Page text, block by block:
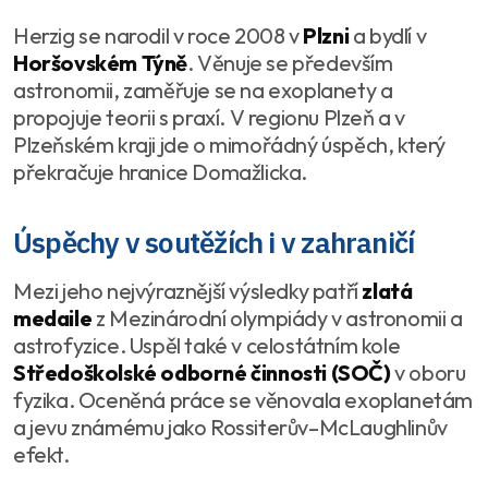
Herzig se narodil v roce 2008 vPlznia bydlí v
Horšovském Týně. Věnuje se především
astronomii, zaměřuje se na exoplanety a
propojuje teorii s praxí. V regionu Plzeň a v
Plzeňském kraji jde o mimořádný úspěch, který
překračuje hranice Domažlicka.
Úspěchy v soutěžích i v zahraničí
Mezi jeho nejvýraznější výsledky patřízlatá
medaile z Mezinárodní olympiády v astronomii a
astrofyzice. Uspěl také v celostátním kole
Středoškolské odborné činnosti (SOČ)v oboru
fyzika. Oceněná práce se věnovala exoplanetám
a jevu známému jako Rossiterův–McLaughlinův
efekt.